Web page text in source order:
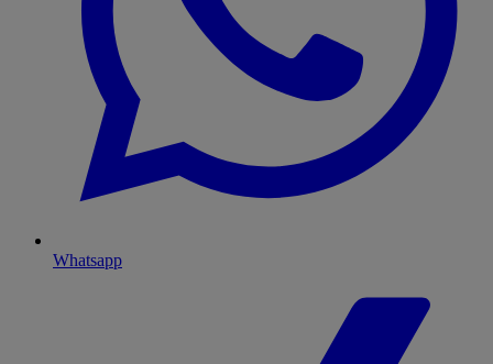
Whatsapp